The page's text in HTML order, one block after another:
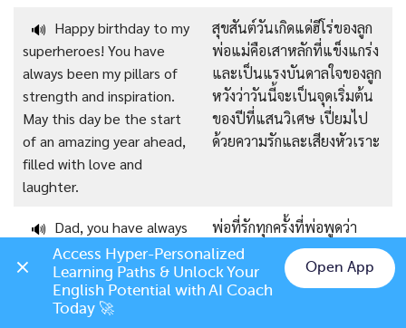
🔊 Happy birthday to my
superheroes! You have
always been my pillars of
strength and inspiration.
May this day be the start
of an amazing year ahead,
filled with love and
laughter.
สุขสันต์วันเกิดแด่ฮีโร่ของลูก
พ่อแม่คือเสาหลักที่แข็งแกร่ง
และเป็นแรงบันดาลใจของลูก
หวังว่าวันนี้จะเป็นจุดเริ่มต้น
ของปีที่แสนวิเศษ เปี่ยมไป
ด้วยความรักและเสียงหัวเราะ
🔊 Dad, you have always
been the coolest, like all
those times you said “Yes”
when mom said “No”. I
wish you a happy birthday!
พ่อที่รักทุกครั้งที่พ่อพูดว่า
“ได้” ในขณะที่แม่พูดว่า “ไม่
ได้” พ่อจะกลายเป็นคนที่เท่
ที่สุดเลยนะค่ะ/ครับ! สุขสันต์
Chat on LINE
Access Hyper-Personalized
Learning Paths & Unlock Your
English Potential with AI Coach
Today 🚀
Open App